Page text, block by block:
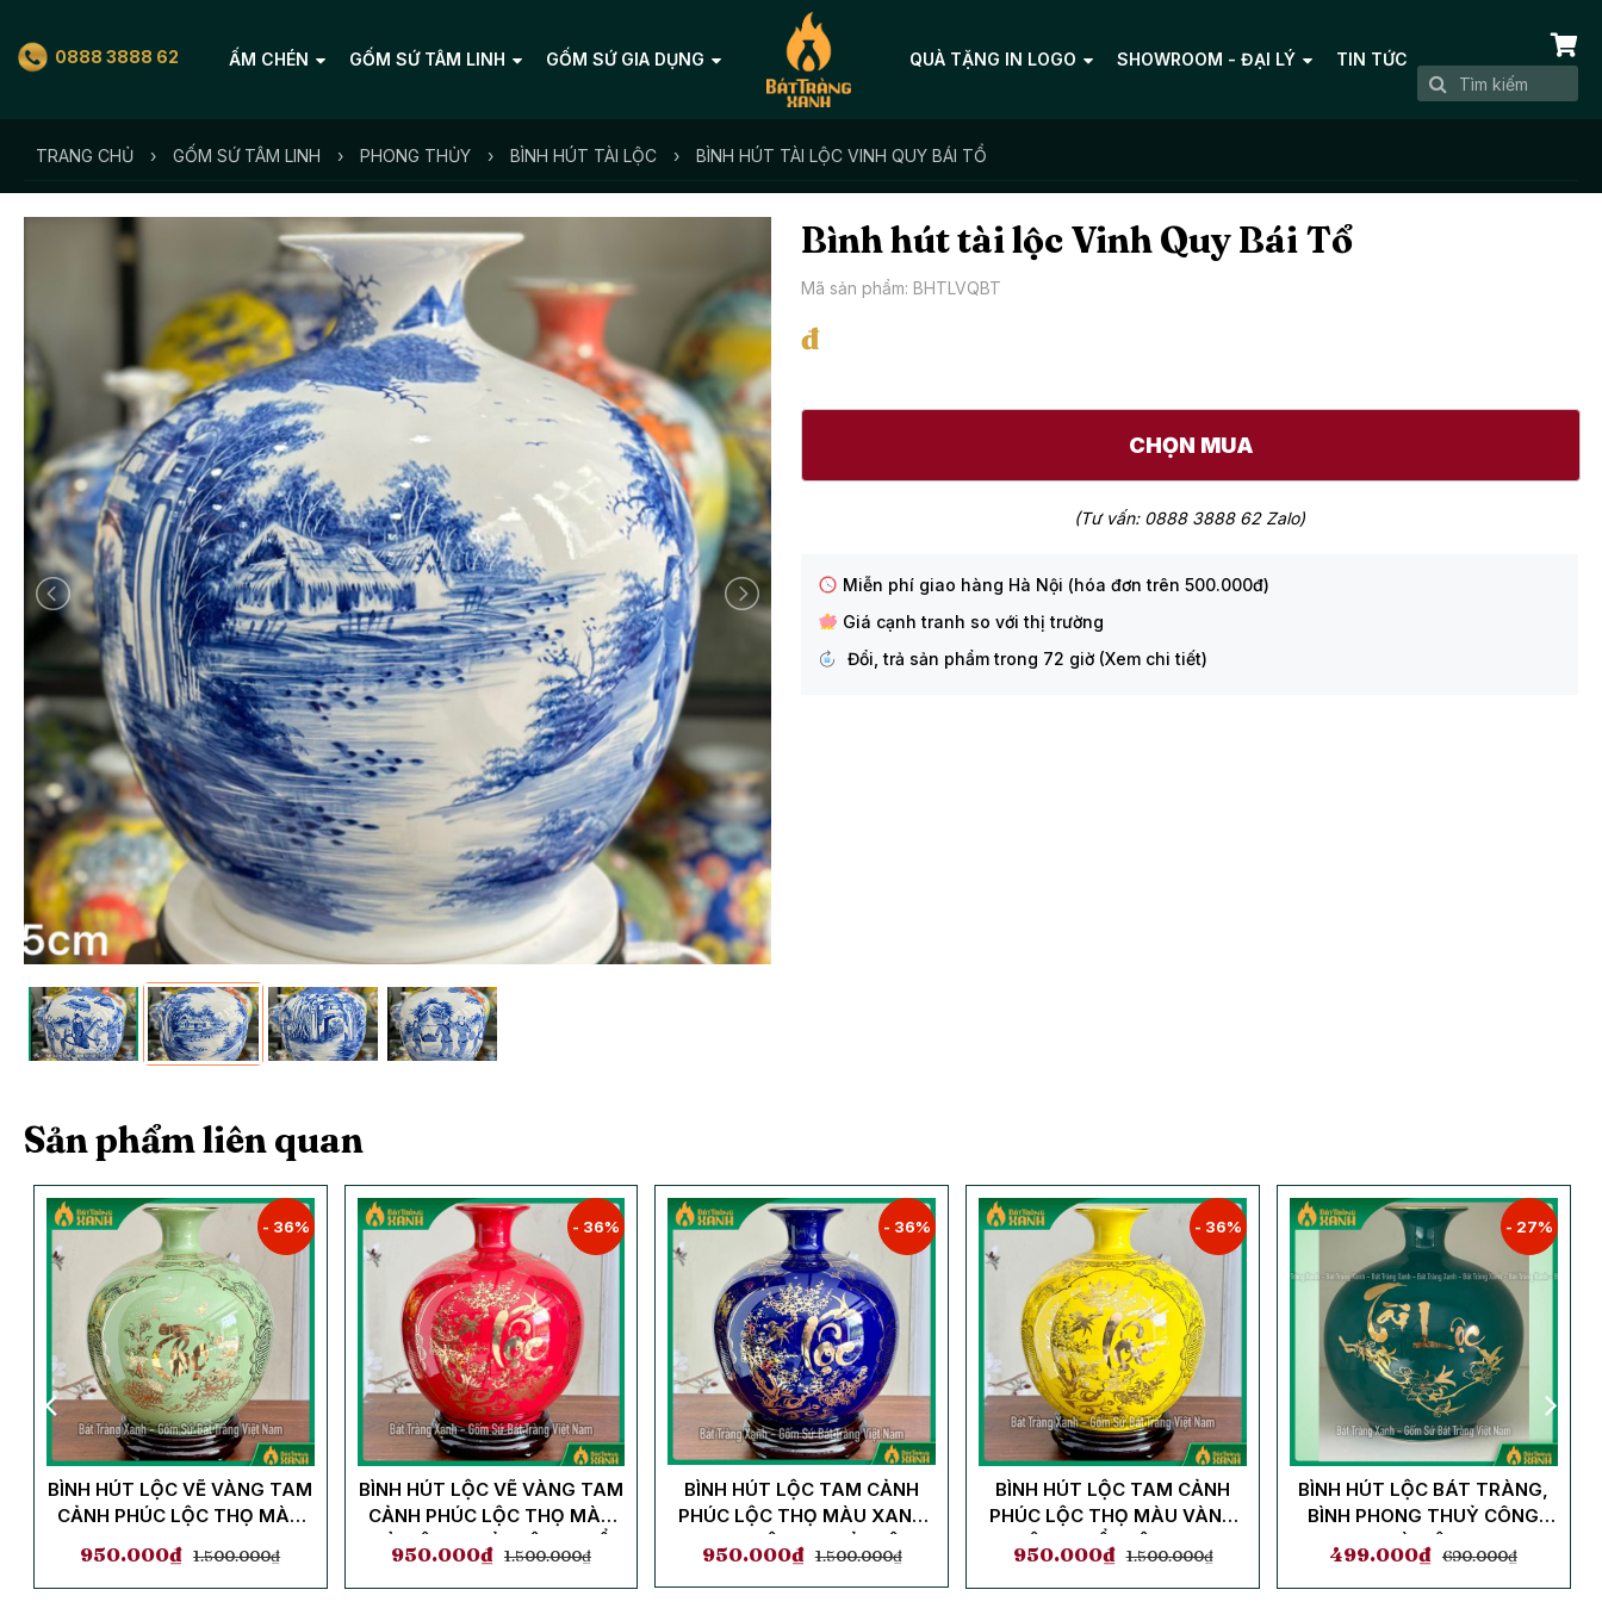
0888 3888 62 ẤM CHÉN GỐM SỨ TÂM LINH GỐM SỨ GIA DỤNG QUÀ TẶNG IN LOGO SHOWROOM - ĐẠI LÝ TIN TỨC
TRANG CHỦ › GỐM SỨ TÂM LINH › PHONG THỦY › BÌNH HÚT TÀI LỘC › BÌNH HÚT TÀI LỘC VINH QUY BÁI TỔ
Bình hút tài lộc Vinh Quy Bái Tổ
Mã sản phẩm: BHTLVQBT
đ
CHỌN MUA
(Tư vấn: 0888 3888 62 Zalo)
Miễn phí giao hàng Hà Nội (hóa đơn trên 500.000đ)
Giá cạnh tranh so với thị trường
Đổi, trả sản phẩm trong 72 giờ (Xem chi tiết)
Sản phẩm liên quan
- 36%
BÌNH HÚT LỘC VẼ VÀNG TAM
CẢNH PHÚC LỘC THỌ MÀU
XANH NGỌC
950.000₫ 1.500.000₫
- 36%
BÌNH HÚT LỘC VẼ VÀNG TAM
CẢNH PHÚC LỘC THỌ MÀU
ĐỎ MỆNH HOẢ, MỆNH THỔ
950.000₫ 1.500.000₫
- 36%
BÌNH HÚT LỘC TAM CẢNH
PHÚC LỘC THỌ MÀU XANH
COBAN MỆNH THUỶ, MỆNH
MỘC
950.000₫ 1.500.000₫
- 36%
BÌNH HÚT LỘC TAM CẢNH
PHÚC LỘC THỌ MÀU VÀNG
MỆNH THỔ, MỆNH KIM
950.000₫ 1.500.000₫
- 27%
BÌNH HÚT LỘC BÁT TRÀNG,
BÌNH PHONG THUỶ CÔNG
DANH TÀI LỘC XANH
MALLARD
499.000₫ 690.000₫